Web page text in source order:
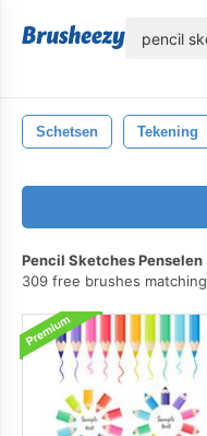
Schetsen Tekening
Pencil Sketches Penselen
309 free brushes matching